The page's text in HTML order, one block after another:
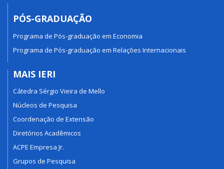
PÓS-GRADUAÇÃO
Programa de Pós-graduação em Economia
Programa de Pós-graduação em Relações Internacionais
MAIS IERI
Cátedra Sérgio Vieira de Mello
Núcleos de Pesquisa
Coordenação de Extensão
Diretórios Acadêmicos
ACPE Empresa Jr.
Grupos de Pesquisa